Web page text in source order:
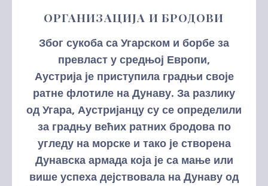
ОРГАНИЗАЦИЈА И БРОДОВИ
Због сукоба са Угарском и борбе за
превласт у средњој Европи,
Аустрија је приступила градњи своје
ратне флотиле на Дунаву. За разлику
од Угара, Аустријанцу су се определили
за градњу већих ратних бродова по
угледу на морске и тако је створена
Дунавска армада која је са мање или
више успеха дејствовала на Дунаву од